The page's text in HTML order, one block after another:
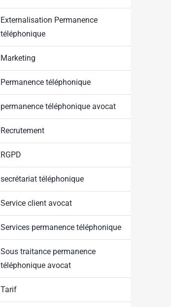
Externalisation Permanence
téléphonique
Marketing
Permanence téléphonique
permanence téléphonique avocat
Recrutement
RGPD
secrétariat téléphonique
Service client avocat
Services permanence téléphonique
Sous traitance permanence
téléphonique avocat
Tarif